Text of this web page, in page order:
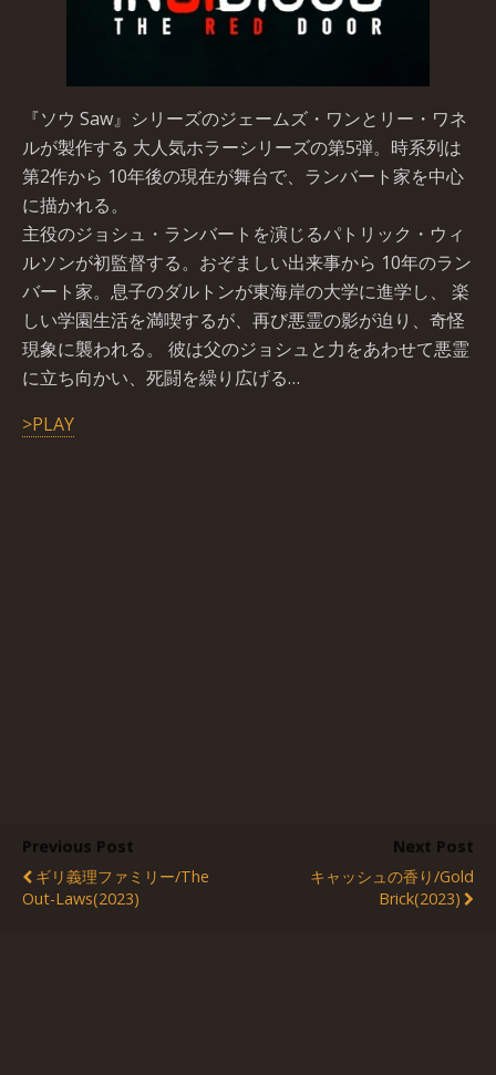
『ソウ Saw』シリーズのジェームズ・ワンとリー・ワネ
ルが製作する 大人気ホラーシリーズの第5弾。時系列は
第2作から 10年後の現在が舞台で、ランバート家を中心
に描かれる。
主役のジョシュ・ランバートを演じるパトリック・ウィ
ルソンが初監督する。おぞましい出来事から 10年のラン
バート家。息子のダルトンが東海岸の大学に進学し、 楽
しい学園生活を満喫するが、再び悪霊の影が迫り、奇怪
現象に襲われる。 彼は父のジョシュと力をあわせて悪霊
に立ち向かい、死闘を繰り広げる…
>PLAY
Previous Post
ギリ義理ファミリー/The
Out-Laws(2023)
Next Post
キャッシュの香り/Gold
Brick(2023)